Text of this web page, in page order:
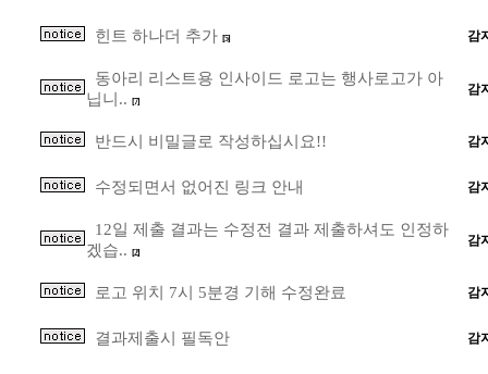
힌트 하나더 추가 [5] 감
동아리 리스트용 인사이드 로고는 행사로고가 아
닙니..
[7]
감
반드시 비밀글로 작성하십시요!! 감
수정되면서 없어진 링크 안내 감
12일 제출 결과는 수정전 결과 제출하셔도 인정하
겠습..
[2]
감
로고 위치 7시 5분경 기해 수정완료 감
결과제출시 필독안 감